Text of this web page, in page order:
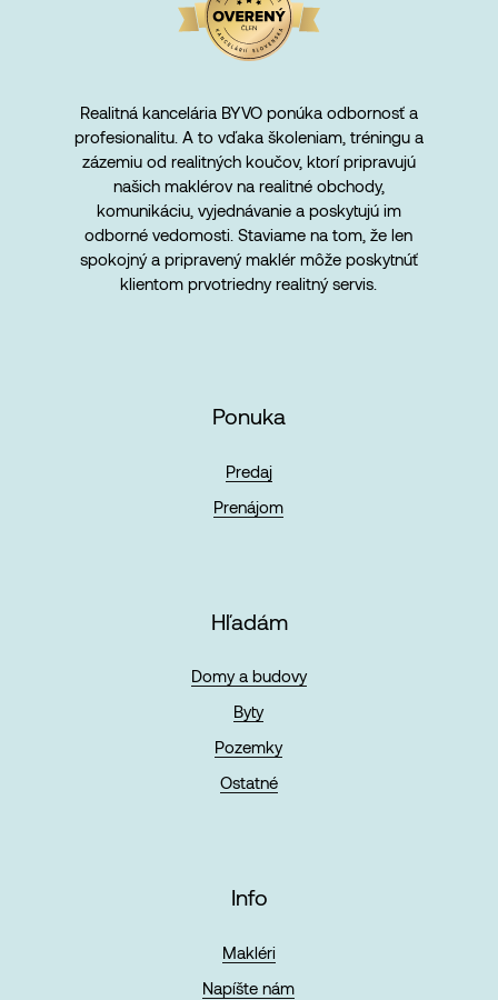
Realitná kancelária BYVO ponúka odbornosť a
profesionalitu. A to vďaka školeniam, tréningu a
zázemiu od realitných koučov, ktorí pripravujú
našich maklérov na realitné obchody,
komunikáciu, vyjednávanie a poskytujú im
odborné vedomosti. Staviame na tom, že len
spokojný a pripravený maklér môže poskytnúť
klientom prvotriedny realitný servis.
Ponuka
Predaj
Prenájom
Hľadám
Domy a budovy
Byty
Pozemky
Ostatné
Info
Makléri
Napíšte nám